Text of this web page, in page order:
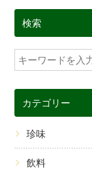
検索
カテゴリー
珍味
飲料